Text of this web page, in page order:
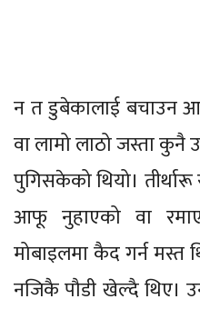
न त डुबेकालाई बचाउन
वा लामो लाठो जस्ता कुनै
पुगिसकेको थियो।
आफू नुहाएको वा
मोबाइलमा कैद गर्न मस्त
नजिकै पौडी खेल्दै थिए।